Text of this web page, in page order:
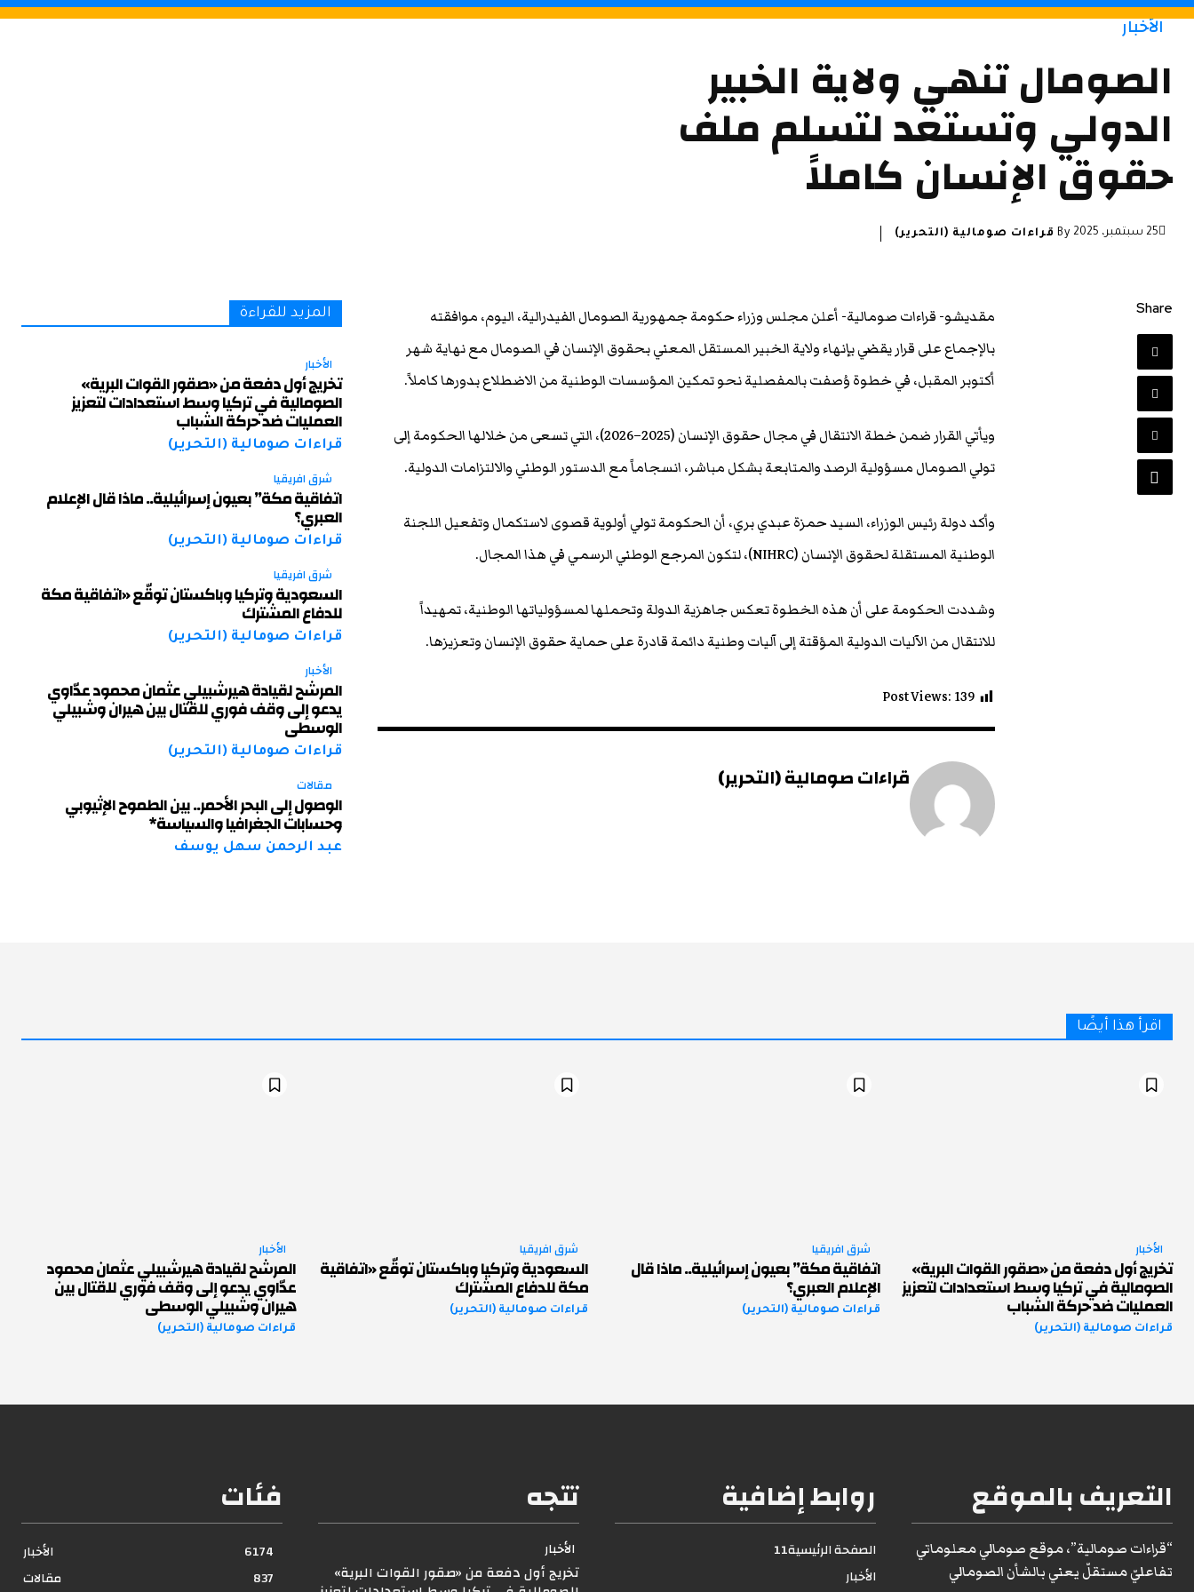
الأخبار
الصومال تنهي ولاية الخبير
الدولي وتستعد لتسلم ملف
حقوق الإنسان كاملاً
25 سبتمبر، 2025 By قراءات صومالية (التحرير)
المزيد للقراءة
الأخبار
تخريج أول دفعة من «صقور القوات البرية»
الصومالية في تركيا وسط استعدادات لتعزيز
العمليات ضد حركة الشباب
قراءات صومالية (التحرير)
شرق افريقيا
اتفاقية مكة” بعيون إسرائيلية.. ماذا قال الإعلام
العبري؟
قراءات صومالية (التحرير)
شرق افريقيا
السعودية وتركيا وباكستان توقّع «اتفاقية مكة
للدفاع المشترك
قراءات صومالية (التحرير)
الأخبار
المرشح لقيادة هيرشبيلي عثمان محمود عدّاوي
يدعو إلى وقف فوري للقتال بين هيران وشبيلي
الوسطى
قراءات صومالية (التحرير)
مقالات
الوصول إلى البحر الأحمر.. بين الطموح الإثيوبي
وحسابات الجغرافيا والسياسة*
عبد الرحمن سهل يوسف
مقديشو- قراءات صومالية- أعلن مجلس وزراء حكومة جمهورية الصومال الفيدرالية، اليوم، موافقته
بالإجماع على قرار يقضي بإنهاء ولاية الخبير المستقل المعني بحقوق الإنسان في الصومال مع نهاية شهر
أكتوبر المقبل، في خطوة وُصفت بالمفصلية نحو تمكين المؤسسات الوطنية من الاضطلاع بدورها كاملاً.
ويأتي القرار ضمن خطة الانتقال في مجال حقوق الإنسان (2025–2026)، التي تسعى من خلالها الحكومة إلى
تولي الصومال مسؤولية الرصد والمتابعة بشكل مباشر، انسجاماً مع الدستور الوطني والالتزامات الدولية.
وأكد دولة رئيس الوزراء، السيد حمزة عبدي بري، أن الحكومة تولي أولوية قصوى لاستكمال وتفعيل اللجنة
الوطنية المستقلة لحقوق الإنسان (NIHRC)، لتكون المرجع الوطني الرسمي في هذا المجال.
وشددت الحكومة على أن هذه الخطوة تعكس جاهزية الدولة وتحملها لمسؤولياتها الوطنية، تمهيداً
للانتقال من الآليات الدولية المؤقتة إلى آليات وطنية دائمة قادرة على حماية حقوق الإنسان وتعزيزها.
Post Views: 139
قراءات صومالية (التحرير)
Share
اقرأ هذا أيضًا
الأخبار
تخريج أول دفعة من «صقور القوات البرية»
الصومالية في تركيا وسط استعدادات لتعزيز
العمليات ضد حركة الشباب
قراءات صومالية (التحرير)
شرق افريقيا
اتفاقية مكة” بعيون إسرائيلية.. ماذا قال
الإعلام العبري؟
قراءات صومالية (التحرير)
شرق افريقيا
السعودية وتركيا وباكستان توقّع «اتفاقية
مكة للدفاع المشترك
قراءات صومالية (التحرير)
الأخبار
المرشح لقيادة هيرشبيلي عثمان محمود
عدّاوي يدعو إلى وقف فوري للقتال بين
هيران وشبيلي الوسطى
قراءات صومالية (التحرير)
فئات
الأخبار
6174
مقالات
837
تتجه
الأخبار
تخريج أول دفعة من «صقور القوات البرية»
روابط إضافية
الصفحة الرئيسية11
الأخبار
التعريف بالموقع
“قراءات صومالية”، موقع صومالي معلوماتي
تفاعليّ مستقلّ يعني بالشأن الصومالي